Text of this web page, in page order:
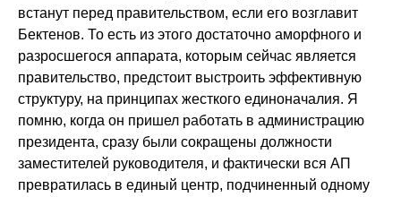
встанут перед правительством, если его возглавит
Бектенов. То есть из этого достаточно аморфного и
разросшегося аппарата, которым сейчас является
правительство, предстоит выстроить эффективную
структуру, на принципах жесткого единоначалия. Я
помню, когда он пришел работать в администрацию
президента, сразу были сокращены должности
заместителей руководителя, и фактически вся АП
превратилась в единый центр, подчиненный одному